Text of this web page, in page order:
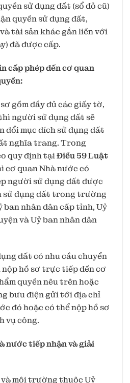
sử dụng đất (sổ đỏ cũ)
quyền sử dụng đất,
tài sản khác gắn liền với
đã được cấp.
cấp phép đến cơ quan
gồm đầy đủ các giấy tờ,
người sử dụng đất sẽ
đổi mục đích sử dụng đất
nghĩa trang. Trong
quy định tạiĐiều 59 Luật
cơ quan Nhà nước có
người sử dụng đất được
sử dụng đất trong trường
ban nhân dân cấp tỉnh, Uỷ
và Uỷ ban nhân dân
đất có nhu cầu chuyển
hồ sơ trực tiếp đến cơ
quyền nêu trên hoặc
bưu điện gửi tới địa chỉ
đó hoặc có thể nộp hồ sơ
vụ công.
nước tiếp nhận và giải
môi trường thuộc Uỷ